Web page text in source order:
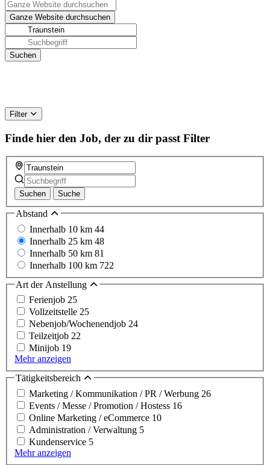
Filter
Finde hier den Job, der zu dir passt Filter
Suchen Suche
Abstand
Innerhalb 10 km 44
Innerhalb 25 km 48
Innerhalb 50 km 81
Innerhalb 100 km 722
Art der Anstellung
Ferienjob 25
Vollzeitstelle 25
Nebenjob/Wochenendjob 24
Teilzeitjob 22
Minijob 19
Mehr anzeigen
Tätigkeitsbereich
Marketing / Kommunikation / PR / Werbung 26
Events / Messe / Promotion / Hostess 16
Online Marketing / eCommerce 10
Administration / Verwaltung 5
Kundenservice 5
Mehr anzeigen